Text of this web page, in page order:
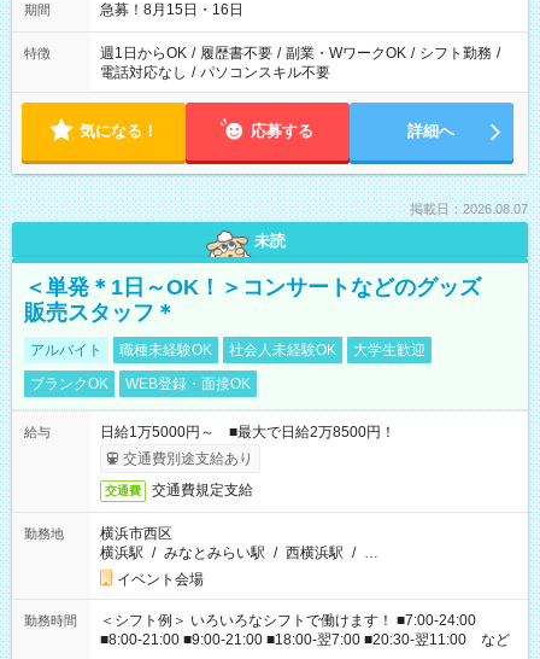
期間 急募！8月15日・16日
特徴 週1日からOK / 履歴書不要 / 副業・WワークOK / シフト勤務 /
電話対応なし / パソコンスキル不要
気になる！ 応募する 詳細へ
掲載日：2026.08.07
未読
＜単発＊1日～OK！＞コンサートなどのグッズ
販売スタッフ＊
アルバイト 職種未経験OK 社会人未経験OK
大学生歓迎
ブランクOK
WEB登録・面接OK
給与
日給1万5000円～ ■最大で日給2万8500円！
交通費別途支給あり
交通費 交通費規定支給
勤務地
横浜市西区
横浜駅 / みなとみらい駅 / 西横浜駅 / …
イベント会場
勤務時間
＜シフト例＞ いろいろなシフトで働けます！ ■7:00-24:00
■8:00-21:00 ■9:00-21:00 ■18:00-翌7:00 ■20:30-翌11:00 など